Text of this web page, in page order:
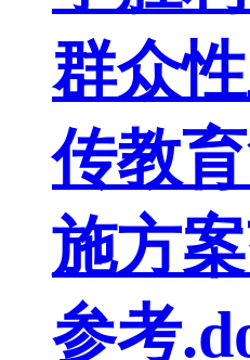
群众
传教
施方
参考